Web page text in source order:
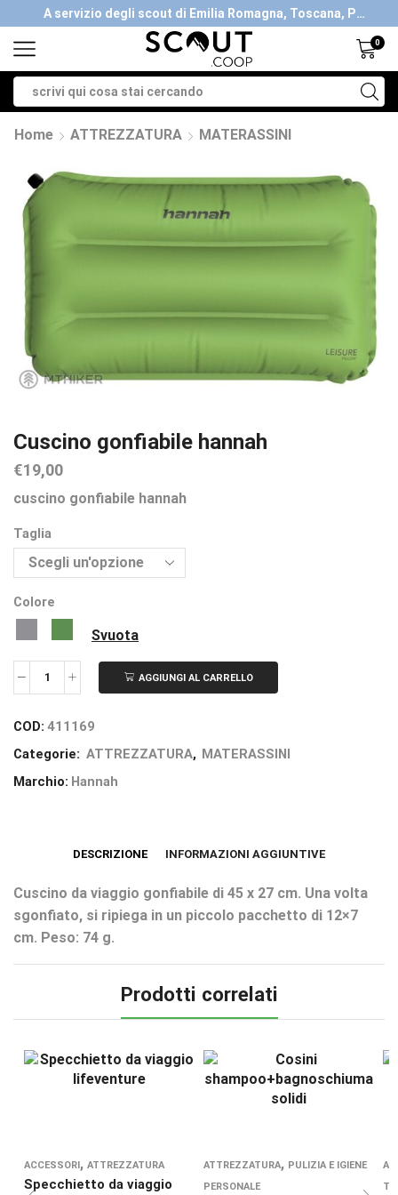
A servizio degli scout di Emilia Romagna, Toscana, Piemonte, Valle d'Aosta- Gratis la spedizione con ordini > €40
0
Home ATTREZZATURA MATERASSINI
Cuscino gonfiabile hannah
€19,00
cuscino gonfiabile hannah
Taglia
Colore
Svuota
AGGIUNGI AL CARRELLO
COD: 411169
Categorie: ATTREZZATURA, MATERASSINI
Marchio: Hannah
DESCRIZIONE INFORMAZIONI AGGIUNTIVE
Cuscino da viaggio gonfiabile di 45 x 27 cm. Una volta
sgonfiato, si ripiega in un piccolo pacchetto di 12×7
cm. Peso: 74 g.
Prodotti correlati
ACCESSORI , ATTREZZATURA
Specchietto da viaggio
ATTREZZATURA, PULIZIA E IGIENE
PERSONALE